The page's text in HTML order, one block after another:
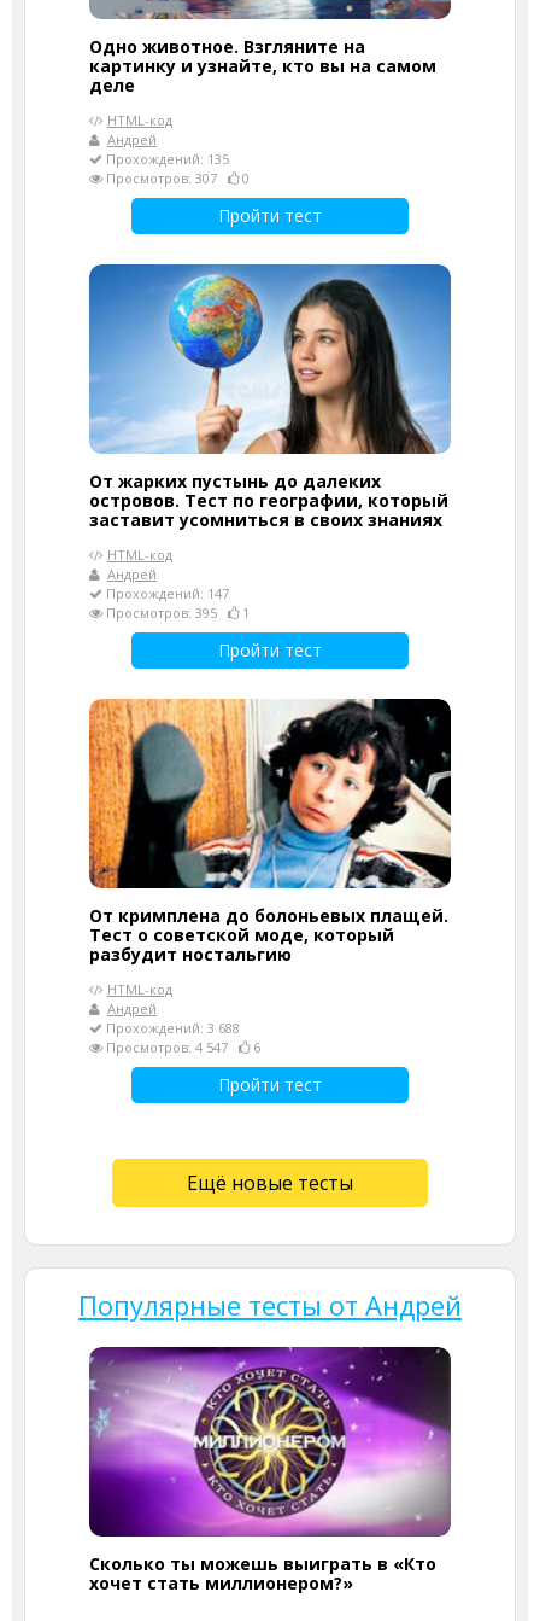
Одно животное. Взгляните на
картинку и узнайте, кто вы на самом
деле
HTML-код
Андрей
Прохождений: 135
Просмотров: 307
0
Пройти тест
От жарких пустынь до далеких
островов. Тест по географии, который
заставит усомниться в своих знаниях
HTML-код
Андрей
Прохождений: 147
Просмотров: 395
1
Пройти тест
От кримплена до болоньевых плащей.
Тест о советской моде, который
разбудит ностальгию
HTML-код
Андрей
Прохождений: 3 688
Просмотров: 4 547
6
Пройти тест
Ещё новые тесты
Популярные тесты от Андрей
Сколько ты можешь выиграть в «Кто
хочет стать миллионером?»